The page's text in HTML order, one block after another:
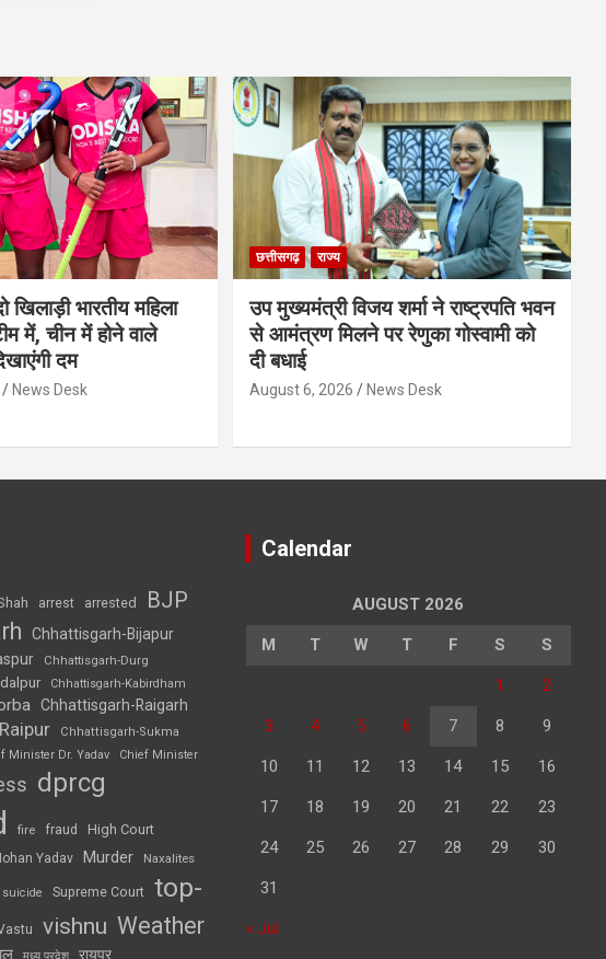
खिलाड़ी भारतीय महिला
में, चीन में होने वाले
दम
News Desk
छत्तीसगढ़ राज्य
उप मुख्यमंत्री विजय शर्मा ने राष्ट्रपति भवन
से आमंत्रण मिलने पर रेणुका गोस्वामी को
दी बधाई
August 6, 2026 News Desk
arrest arrested BJP
Chhattisgarh-Bijapur
Chhattisgarh-Durg
Chhattisgarh-Kabirdham
Chhattisgarh-Raigarh
Chhattisgarh-Sukma
Minister Dr. Yadav Chief Minister
dprcg
fire fraud High Court
Yadav Murder Naxalites
suicide Supreme Court top-
vishnu Weather
रायपुर
Calendar
AUGUST 2026
M T W T F S S
1 2
3 4 5 6 7 8 9
10 11 12 13 14 15 16
17 18 19 20 21 22 23
24 25 26 27 28 29 30
31
« Jul